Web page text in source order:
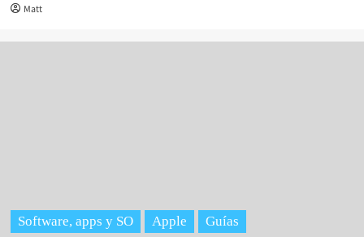
Matt
Software, apps y SO Apple Guías